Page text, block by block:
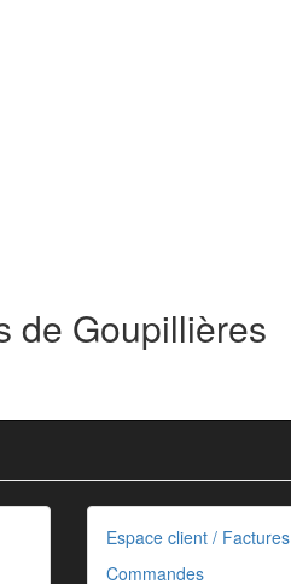
de Goupillières
Espace client / Factures
Commandes